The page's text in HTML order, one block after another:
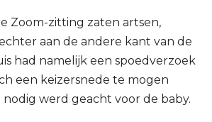
Zoom-zitting zaten artsen,
aan de andere kant van de
had namelijk een spoedverzoek
een keizersnede te mogen
werd geacht voor de baby.